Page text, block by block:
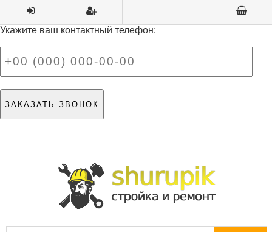
Укажите ваш контактный телефон: